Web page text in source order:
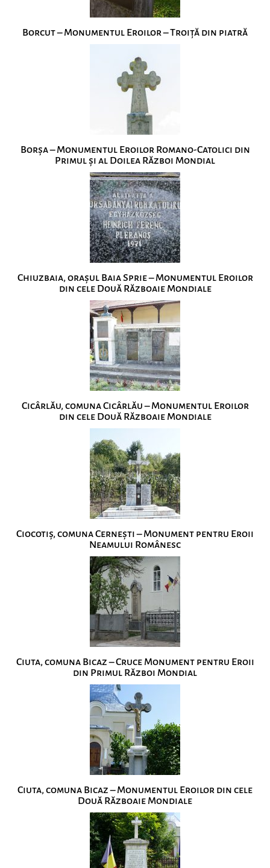
Borcut – Monumentul Eroilor – Troiță din piatră
Borșa – Monumentul Eroilor Romano-Catolici din
Primul și al Doilea Război Mondial
Chiuzbaia, orașul Baia Sprie – Monumentul Eroilor
din cele Două Războaie Mondiale
Cicârlău, comuna Cicârlău – Monumentul Eroilor
din cele Două Războaie Mondiale
Ciocotiș, comuna Cernești – Monument pentru Eroii
Neamului Românesc
Ciuta, comuna Bicaz – Cruce Monument pentru Eroii
din Primul Război Mondial
Ciuta, comuna Bicaz – Monumentul Eroilor din cele
Două Războaie Mondiale